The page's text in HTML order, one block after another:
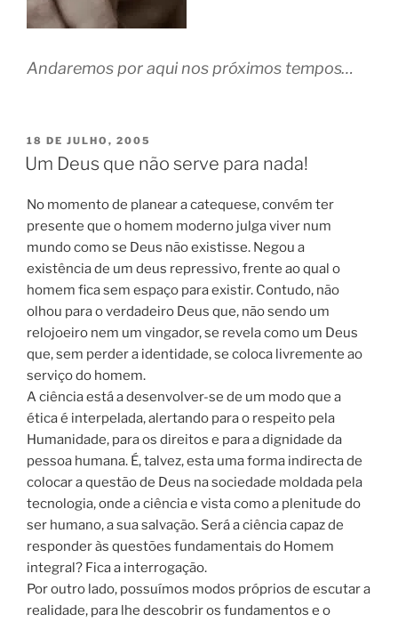
Andaremos por aqui nos próximos tempos…
PUBLICADO
EM
18 DE JULHO, 2005
Um Deus que não serve para nada!
No momento de planear a catequese, convém ter
presente que o homem moderno julga viver num
mundo como se Deus não existisse. Negou a
existência de um deus repressivo, frente ao qual o
homem fica sem espaço para existir. Contudo, não
olhou para o verdadeiro Deus que, não sendo um
relojoeiro nem um vingador, se revela como um Deus
que, sem perder a identidade, se coloca livremente ao
serviço do homem.
A ciência está a desenvolver-se de um modo que a
ética é interpelada, alertando para o respeito pela
Humanidade, para os direitos e para a dignidade da
pessoa humana. É, talvez, esta uma forma indirecta de
colocar a questão de Deus na sociedade moldada pela
tecnologia, onde a ciência e vista como a plenitude do
ser humano, a sua salvação. Será a ciência capaz de
responder às questões fundamentais do Homem
integral? Fica a interrogação.
Por outro lado, possuímos modos próprios de escutar a
realidade, para lhe descobrir os fundamentos e o